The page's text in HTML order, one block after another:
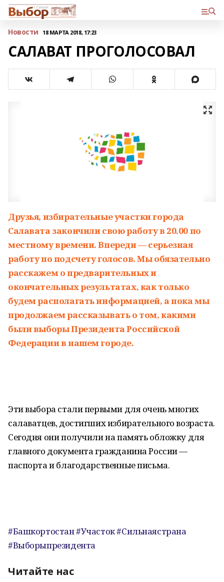
Новости 18 МАРТА 2018, 17:23
САЛАВАТ ПРОГОЛОСОВАЛ
Друзья, избирательные участки города
Салавата закончили свою работу в 20.00 по
местному времени. Впереди — серьезная
работу по подсчету голосов. Мы обязательно
расскажем о предварительных и
окончательных результатах, как только
будем располагать информацией, а пока мы
продолжаем рассказывать о том, какими
были выборы Президента Российской
Федерации в нашем городе.
Эти выбора стали первыми для очень многих
салаватцев, достигших избирательного возраста.
Сегодня они получили на память обложку для
главного документа гражданина России —
паспорта и благодарственные письма.
#Башкортостан #Участок #Сильнаястрана
#Выборыпрезидента
Читайте нас